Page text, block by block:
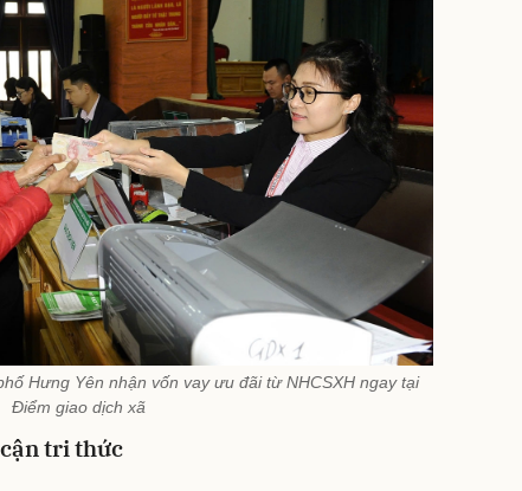
Hưng Yên nhận vốn vay ưu đãi từ NHCSXH ngay tại
Điểm giao dịch xã
tri thức